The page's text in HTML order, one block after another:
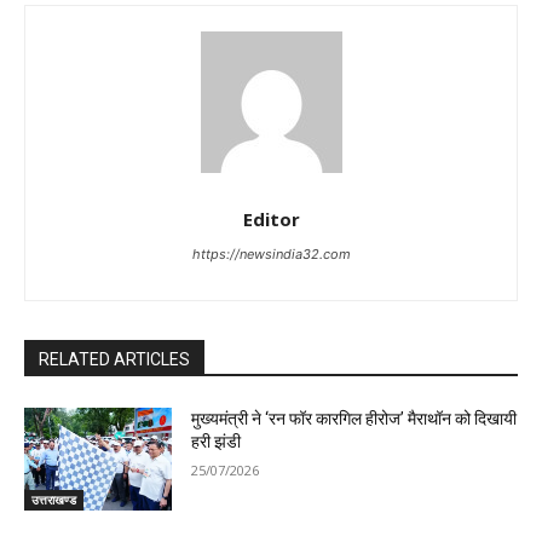
Editor
https://newsindia32.com
RELATED ARTICLES
उत्तराखण्ड
मुख्यमंत्री ने ‘रन फॉर कारगिल हीरोज’ मैराथॉन को दिखायी
हरी झंडी
25/07/2026